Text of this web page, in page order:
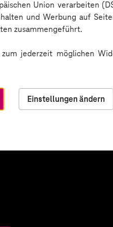
Union verarbeiten
und Werbung auf
zusammengeführt.
jederzeit möglichen
Einstellungen ändern